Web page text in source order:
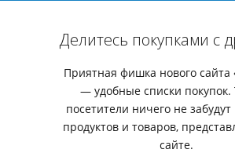
Делитесь покупками с
Приятная фишка нового сайта
— удобные списки покупок.
посетители ничего не забудут
продуктов и товаров,
сайте.